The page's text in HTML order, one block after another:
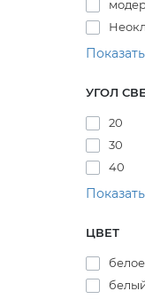
УГОЛ
20
30
40
ЦВЕТ